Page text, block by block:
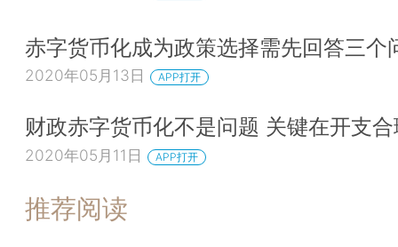
赤字货币化成为政策选择需先回答三个
2020年05月13日 APP打开
财政赤字货币化不是问题 关键在开支
2020年05月11日 APP打开
推荐阅读